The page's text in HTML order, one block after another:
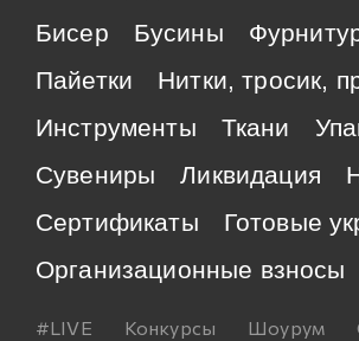
Бисер
Бусины
Пайетки
Нитки, тросик,
Инструменты
Ткани
Сувениры
Ликвидация
Сертификаты
Готовые
Организационные взносы
#LIVE Конкурсы Шоурум